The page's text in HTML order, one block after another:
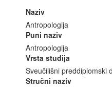
Naziv
Antropologija
Puni naziv
Antropologija
Vrsta studija
Sveučilišni preddiplomski
Stručni naziv